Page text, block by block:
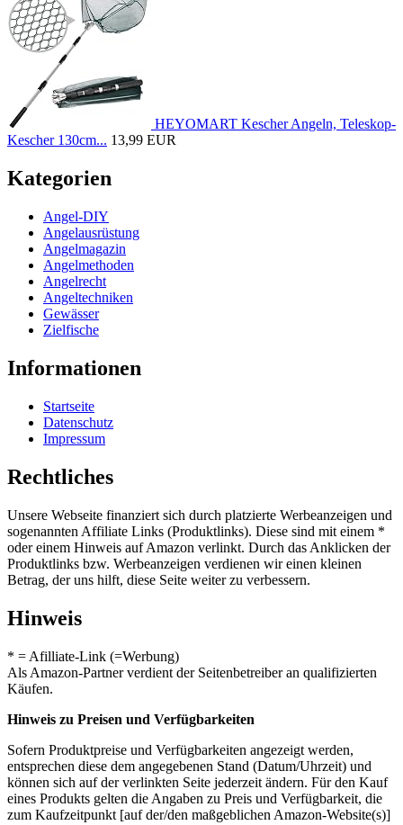
HEYOMART Kescher Angeln, Teleskop-
Kescher 130cm... 13,99 EUR
Kategorien
Angel-DIY
Angelausrüstung
Angelmagazin
Angelmethoden
Angelrecht
Angeltechniken
Gewässer
Zielfische
Informationen
Startseite
Datenschutz
Impressum
Rechtliches
Unsere Webseite finanziert sich durch platzierte Werbeanzeigen und
sogenannten Affiliate Links (Produktlinks). Diese sind mit einem *
oder einem Hinweis auf Amazon verlinkt. Durch das Anklicken der
Produktlinks bzw. Werbeanzeigen verdienen wir einen kleinen
Betrag, der uns hilft, diese Seite weiter zu verbessern.
Hinweis
* = Afilliate-Link (=Werbung)
Als Amazon-Partner verdient der Seitenbetreiber an qualifizierten
Käufen.
Hinweis zu Preisen und Verfügbarkeiten
Sofern Produktpreise und Verfügbarkeiten angezeigt werden,
entsprechen diese dem angegebenen Stand (Datum/Uhrzeit) und
können sich auf der verlinkten Seite jederzeit ändern. Für den Kauf
eines Produkts gelten die Angaben zu Preis und Verfügbarkeit, die
zum Kaufzeitpunkt [auf der/den maßgeblichen Amazon-Website(s)]